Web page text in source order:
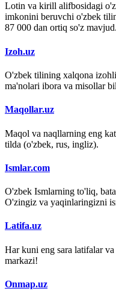
Lotin va kirill alifbosidagi
imkonini beruvchi o'zbek
87 000 dan ortiq so'z mavjud.
Izoh.uz
O'zbek tilining xalqona
ma'nolari ibora va misollar
Maqollar.uz
Maqol va naqllarning eng
tilda (o'zbek, rus, ingliz).
Ismlar.com
O'zbek Ismlarning to'liq,
O'zingiz va yaqinlaringizni
Latifa.uz
Har kuni eng sara latifalar
markazi!
Onmap.uz